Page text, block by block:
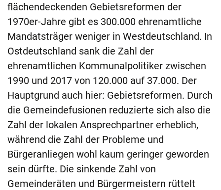
flächendeckenden Gebietsreformen der
1970er-Jahre gibt es 300.000 ehrenamtliche
Mandatsträger weniger in Westdeutschland. In
Ostdeutschland sank die Zahl der
ehrenamtlichen Kommunalpolitiker zwischen
1990 und 2017 von 120.000 auf 37.000. Der
Hauptgrund auch hier: Gebietsreformen. Durch
die Gemeindefusionen reduzierte sich also die
Zahl der lokalen Ansprechpartner erheblich,
während die Zahl der Probleme und
Bürgeranliegen wohl kaum geringer geworden
sein dürfte. Die sinkende Zahl von
Gemeinderäten und Bürgermeistern rüttelt